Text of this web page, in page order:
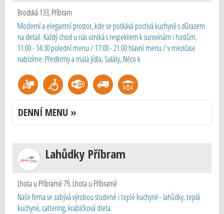
Brodská 133,Příbram
Moderní a elegantní prostor, kde se potkává poctivá kuchyně s důrazem
na detail. Každý chod u nás vzniká s respektem k surovinám i hostům.
11:00 - 14:30 polední menu / 17:00 - 21:00 hlavní menu / v mezičase
nabízíme: Předkrmy a malá jídla, Saláty, Něco k
DENNÍ MENU »
Lahůdky Příbram
Lhota u Příbramě 79,Lhota u Příbramě
Naše firma se zabývá výrobou studené i teplé kuchyně - lahůdky, teplá
kuchyně, cattering, krabičková dieta.